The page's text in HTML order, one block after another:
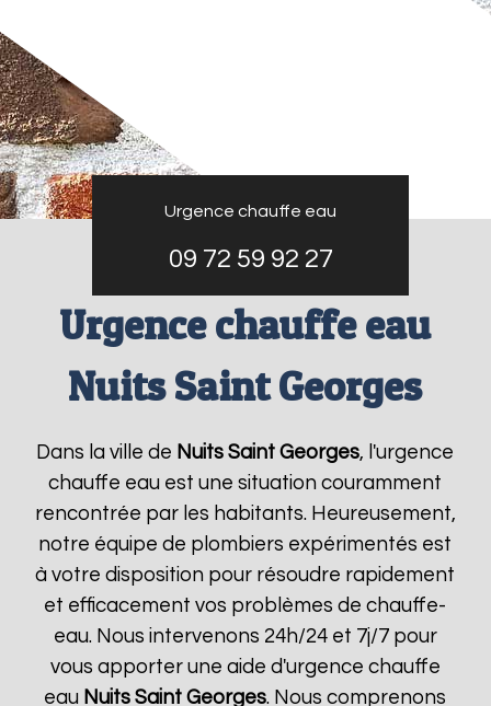
Urgence chauffe eau
09 72 59 92 27
Urgence chauffe eau
Nuits Saint Georges
Dans la ville de Nuits Saint Georges, l'urgence
chauffe eau est une situation couramment
rencontrée par les habitants. Heureusement,
notre équipe de plombiers expérimentés est
à votre disposition pour résoudre rapidement
et efficacement vos problèmes de chauffe-
eau. Nous intervenons 24h/24 et 7j/7 pour
vous apporter une aide d'urgence chauffe
eau Nuits Saint Georges. Nous comprenons